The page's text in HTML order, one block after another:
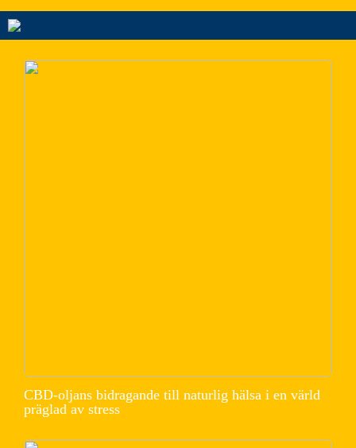
CBD-oljans bidragande till naturlig hälsa i en värld
präglad av stress